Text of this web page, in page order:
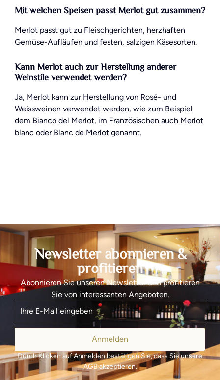
Mit welchen Speisen passt Merlot gut zusammen?
Merlot passt gut zu Fleischgerichten, herzhaften
Gemüse-Aufläufen und festen, salzigen Käsesorten.
Kann Merlot auch zur Herstellung anderer
Weinstile verwendet werden?
Ja, Merlot kann zur Herstellung von Rosé- und
Weissweinen verwendet werden, wie zum Beispiel
dem Bianco del Merlot, im Französischen auch Merlot
blanc oder Blanc de Merlot genannt.
Newsletter abonnieren &
profitieren
Abonnieren Sie unseren Newsletter und profitieren
Sie von interessanten Angeboten.
Anmelden
Durch Klicken auf Anmelden bestätigen Sie, dass Sie unsere
AGB akzeptieren.